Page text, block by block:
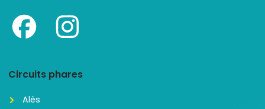
Circuits phares
Alès